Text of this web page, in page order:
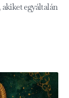
egyáltalán